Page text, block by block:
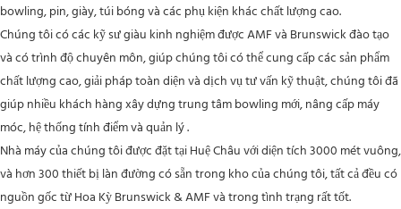
bowling, pin, giày, túi bóng và các phụ kiện khác chất lượng cao.
Chúng tôi có các kỹ sư giàu kinh nghiệm được AMF và Brunswick đào tạo
và có trình độ chuyên môn, giúp chúng tôi có thể cung cấp các sản phẩm
chất lượng cao, giải pháp toàn diện và dịch vụ tư vấn kỹ thuật, chúng tôi đã
giúp nhiều khách hàng xây dựng trung tâm bowling mới, nâng cấp máy
móc, hệ thống tính điểm và quản lý .
Nhà máy của chúng tôi được đặt tại Huệ Châu với diện tích 3000 mét vuông,
và hơn 300 thiết bị làn đường có sẵn trong kho của chúng tôi, tất cả đều có
nguồn gốc từ Hoa Kỳ Brunswick & AMF và trong tình trạng rất tốt.